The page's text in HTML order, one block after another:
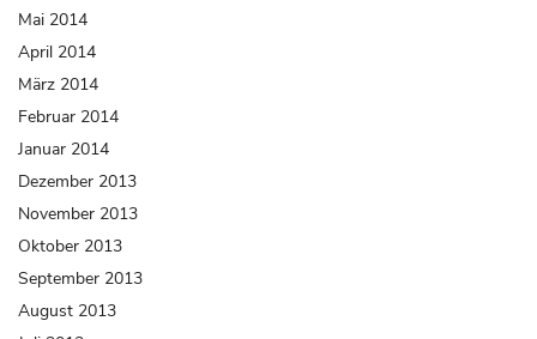
Mai 2014
April 2014
März 2014
Februar 2014
Januar 2014
Dezember 2013
November 2013
Oktober 2013
September 2013
August 2013